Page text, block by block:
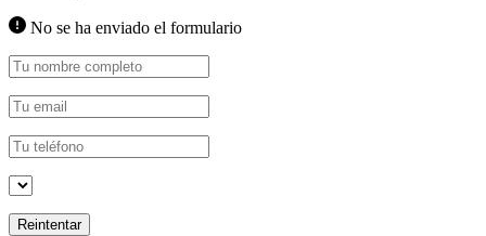
No se ha enviado el formulario
Reintentar